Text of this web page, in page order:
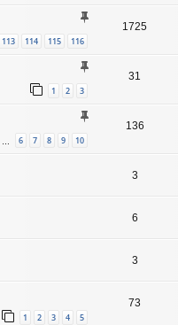
113 114 115 116
1725
1 2 3
31
… 6 7 8 9 10
136
3
6
3
1 2 3 4 5
73